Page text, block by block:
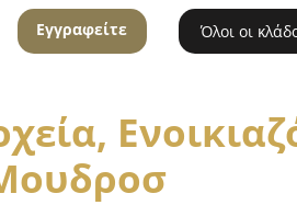
Εγγραφείτε Όλοι οι